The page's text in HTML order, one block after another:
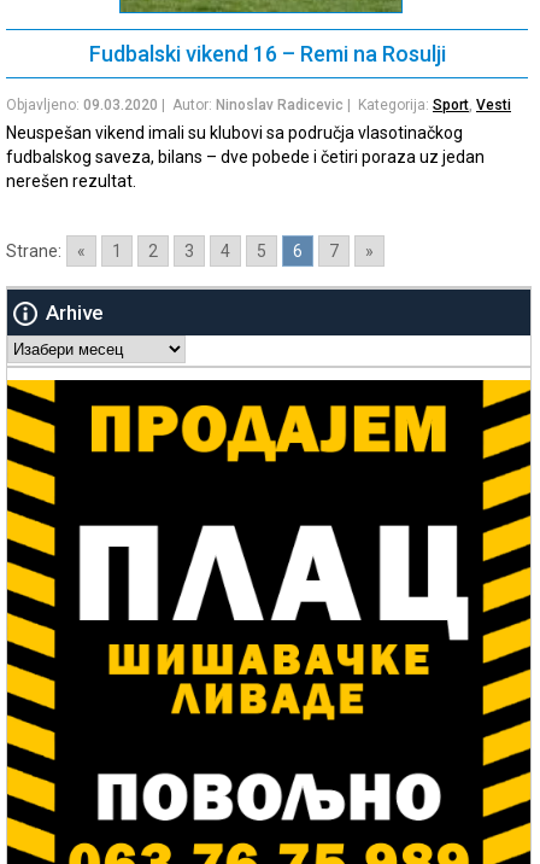
Fudbalski vikend 16 – Remi na Rosulji
Objavljeno: 09.03.2020 | Autor: Ninoslav Radicevic | Kategorija: Sport Vesti
Neuspešan vikend imali su klubovi sa područja vlasotinačkog
fudbalskog saveza, bilans – dve pobede i četiri poraza uz jedan
nerešen rezultat.
Strane: « 1 2 3 4 5 6 7 »
Arhive
Arhive